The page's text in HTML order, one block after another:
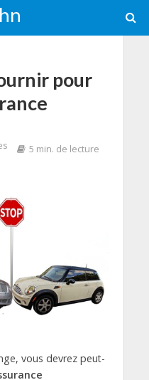
pour
5 min. de lecture
vous devrez peut-